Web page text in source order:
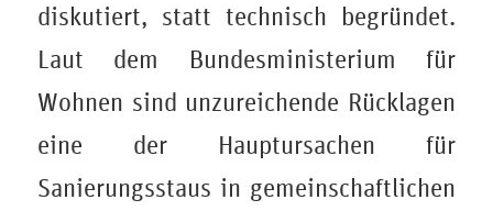
diskutiert, statt technisch begründet.
Laut dem Bundesministerium für
Wohnen sind unzureichende Rücklagen
eine der Hauptursachen für
Sanierungsstaus in gemeinschaftlichen